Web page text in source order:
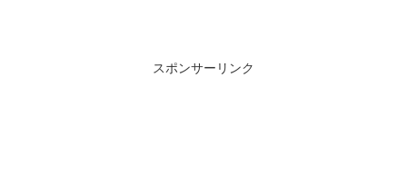
スポンサーリンク